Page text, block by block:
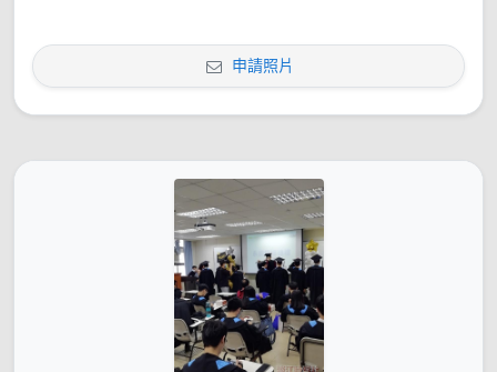
申請照片